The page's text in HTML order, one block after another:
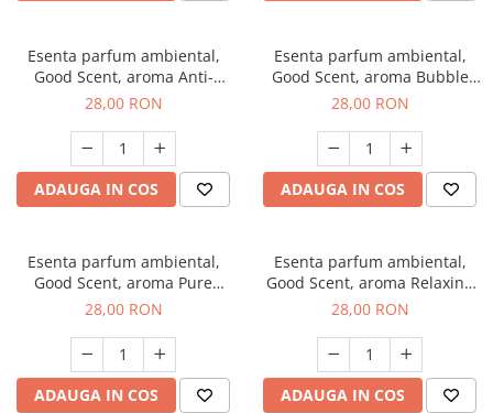
Esenta parfum ambiental,
Good Scent, aroma Anti-
Tobacco, 20 g
28,00 RON
ADAUGA IN COS
Esenta parfum ambiental,
Good Scent, aroma Bubble
Gum, 20 g
28,00 RON
ADAUGA IN COS
Esenta parfum ambiental,
Good Scent, aroma Pure
White Musc, 20 g
28,00 RON
ADAUGA IN COS
Esenta parfum ambiental,
Good Scent, aroma Relaxing
Lavender, 20 g
28,00 RON
ADAUGA IN COS